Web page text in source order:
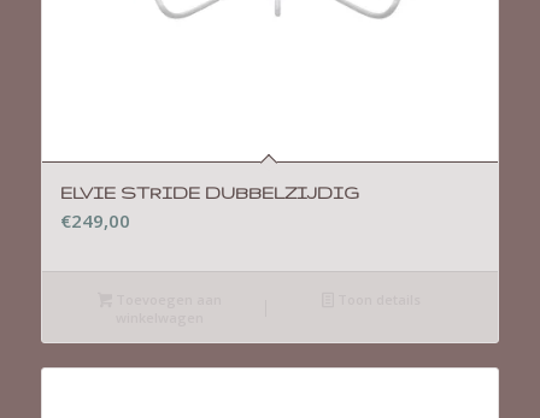
ELVIE STRIDE DUBBELZIJDIG
€249,00